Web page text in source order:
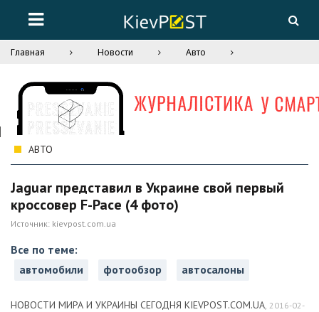
Главная Новости Авто
АВТО
Jaguar представил в Украине свой первый
кроссовер F-Pace (4 фото)
Источник: kievpost.com.ua
Все по теме:
автомобили
фотообзор автосалоны
НОВОСТИ МИРА И УКРАИНЫ СЕГОДНЯ KIEVPOST.COM.UA, 2016-02-